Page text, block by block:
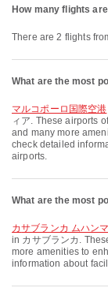
How many flights
There are 2 flights
What are the most
マルコポーロ国際空港
ィア. These airports
and many more
check detailed
airports.
What are the most
カサブランカ ムハン
in カサブランカ.
more amenities to
information about